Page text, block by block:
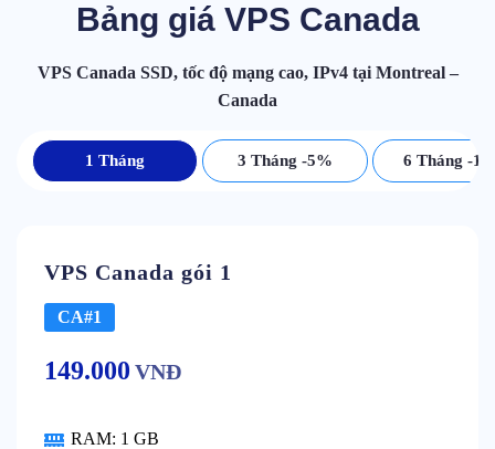
Bảng giá VPS Canada
VPS Canada SSD, tốc độ mạng cao, IPv4 tại Montreal –
Canada
1 Tháng 3 Tháng -5% 6 Tháng -
VPS Canada gói 1
CA#1
149.000 VNĐ
RAM: 1 GB